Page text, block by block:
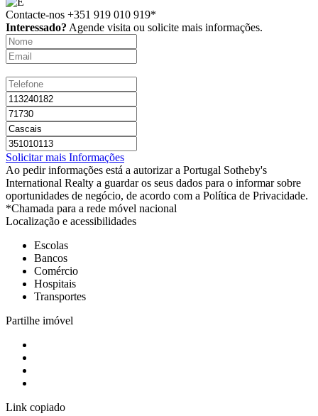
Contacte-nos +351 919 010 919*
Interessado? Agende visita ou solicite mais informações.
Solicitar mais Informações
Ao pedir informações está a autorizar a Portugal Sotheby's
International Realty a guardar os seus dados para o informar sobre
oportunidades de negócio, de acordo com a Política de Privacidade.
*Chamada para a rede móvel nacional
Localização e acessibilidades
Escolas
Bancos
Comércio
Hospitais
Transportes
Partilhe imóvel
Link copiado